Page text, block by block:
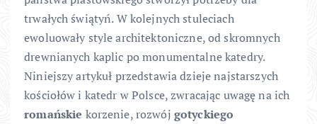
trwałych świątyń. W kolejnych stuleciach
ewoluowały style architektoniczne, od skromnych
drewnianych kaplic po monumentalne katedry.
Niniejszy artykuł przedstawia dzieje najstarszych
kościołów i katedr w Polsce, zwracając uwagę na ich
romańskie korzenie, rozwój gotyckiego